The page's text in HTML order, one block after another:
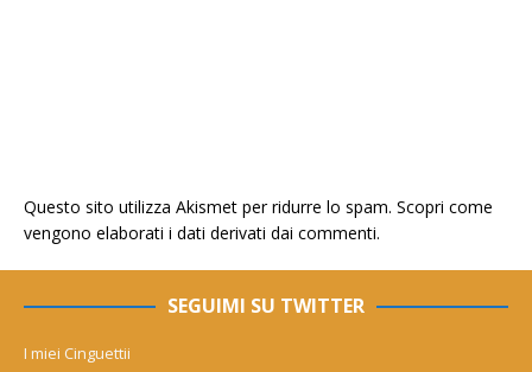
Questo sito utilizza Akismet per ridurre lo spam. Scopri come
vengono elaborati i dati derivati dai commenti.
SEGUIMI SU TWITTER
I miei Cinguettii